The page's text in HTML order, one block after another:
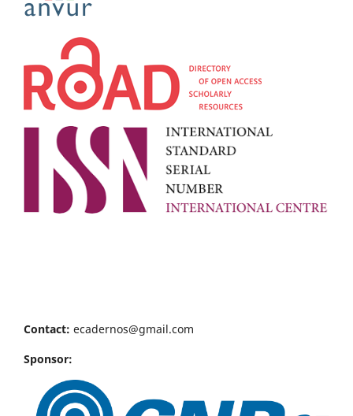
Contact: ecadernos@gmail.com
Sponsor: